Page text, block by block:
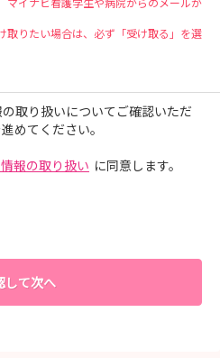
りたい場合は、必ず「受け取る」を選
取り扱いについてご確認いただ
めてください。
報の取り扱い に同意します。
して次へ